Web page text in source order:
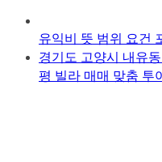
유익비 뜻 범위 요건
경기도 고양시 내유
평 빌라 매매 맞춤 투